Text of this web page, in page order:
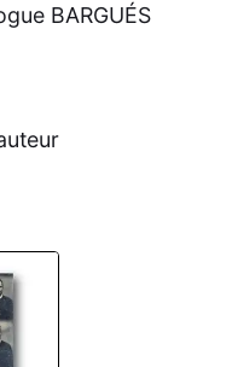
BARGUÉS